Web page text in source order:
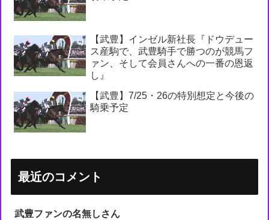
【武豊】インゼル新社長『ドウデュー
ス産駒で、武豊騎手で勝つのが競馬フ
ァン、そして会員さんへの一番の恩返
し』
【武豊】7/25・26の特別想定と今後の
騎乗予定
最近のコメント
武豊ファンの名無しさん